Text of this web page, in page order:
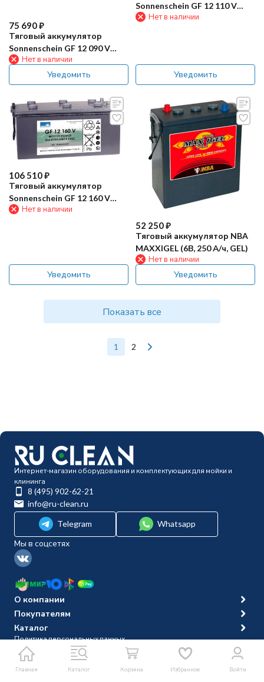
75 690₽
Тяговый аккумулятор
Sonnenschein GF 12 090 V
(90Ач, GEL)
Нет в наличии
Уведомить
Sonnenschein GF 12 110 V
(110Ач, GEL)
Нет в наличии
Уведомить
106 510₽
Тяговый аккумулятор
Sonnenschein GF 12 160 V
(160Ач, GEL)
Нет в наличии
Уведомить
52 250₽
Тяговый аккумулятор NBA
MAXXIGEL (6В, 250 А/ч, GEL)
Нет в наличии
Уведомить
Показать все
1 2
Главная Каталог Корзина Избранное Войти
Интернет-магазин оборудования и комплектующих для мойки и
клининга
8 (495) 902-62-21
info@ru-clean.ru
Telegram
Whatsapp
Мы в соцсетях
О компании
Покупателям
Каталог
Политика персональных данных
© 2014-2026 Ru-clean